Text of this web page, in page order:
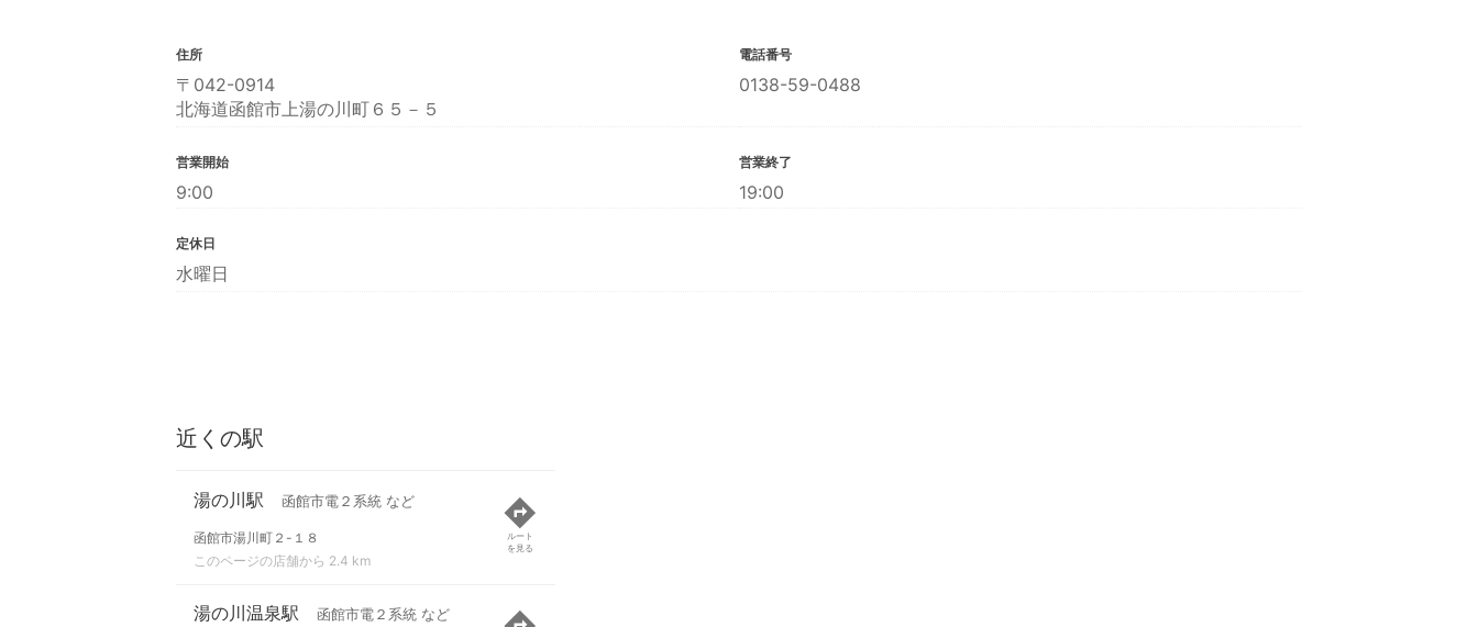
住所
〒042-0914
北海道函館市上湯の川町６５－５
電話番号
0138-59-0488
営業開始
9:00
営業終了
19:00
定休日
水曜日
近くの駅
湯の川駅 函館市電２系統 など
函館市湯川町２-１８
このページの店舗から 2.4 km
ルート
を見る
湯の川温泉駅 函館市電２系統 など